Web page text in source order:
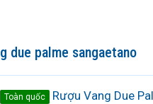
due palme sangaetano
Toàn quốc Rượu Vang Due